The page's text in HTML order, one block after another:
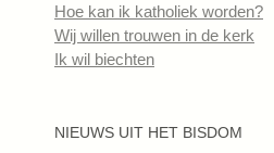
Hoe kan ik katholiek worden?
Wij willen trouwen in de kerk
Ik wil biechten
NIEUWS UIT HET BISDOM